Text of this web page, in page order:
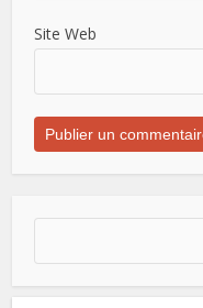
Site Web